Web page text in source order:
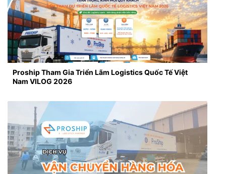
Proship Tham Gia Triển Lãm Logistics Quốc Tế Việt
Nam VILOG 2026